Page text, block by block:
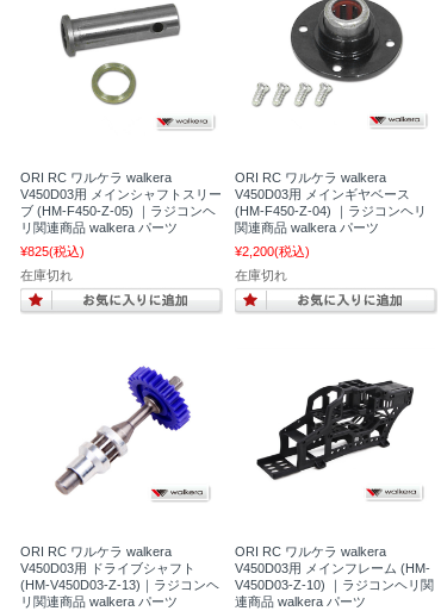
ORI RC ワルケラ walkera
V450D03用 メインシャフトスリー
ブ (HM-F450-Z-05) ｜ラジコンヘ
リ関連商品 walkera パーツ
¥825(税込)
在庫切れ
ORI RC ワルケラ walkera
V450D03用 メインギヤベース
(HM-F450-Z-04) ｜ラジコンヘリ
関連商品 walkera パーツ
¥2,200(税込)
在庫切れ
ORI RC ワルケラ walkera
V450D03用 ドライブシャフト
(HM-V450D03-Z-13)｜ラジコンヘ
リ関連商品 walkera パーツ
ORI RC ワルケラ walkera
V450D03用 メインフレーム (HM-
V450D03-Z-10) ｜ラジコンヘリ関
連商品 walkera パーツ